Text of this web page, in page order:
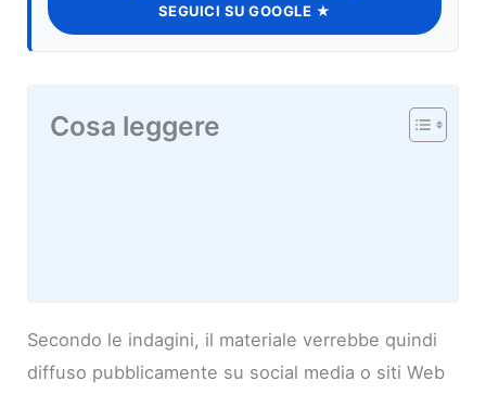
SEGUICI SU GOOGLE ★
Cosa leggere
Secondo le indagini, il materiale verrebbe quindi
diffuso pubblicamente su social media o siti Web